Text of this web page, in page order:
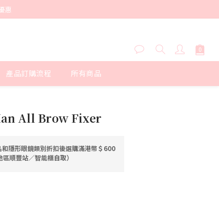
惠
產品訂購流程 所有商品
All Brow Fixer
隱形眼鏡類別折扣後選購滿港幣＄600
順豐站／智能櫃自取）